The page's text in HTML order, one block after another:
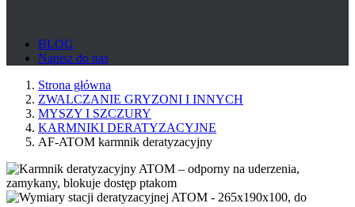
BLOG
Napisz do nas
Strona główna
ZWALCZANIE GRYZONI I INNYCH
MYSZY I SZCZURY
KARMNIKI DERATYZACYJNE
AF-ATOM karmnik deratyzacyjny